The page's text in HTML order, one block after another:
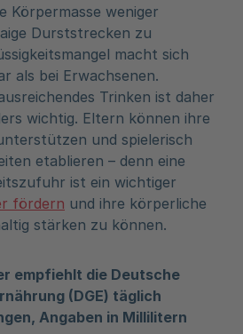
Körpermasse weniger
Durststrecken zu
macht sich
als bei Erwachsenen.
Trinken ist daher
wichtig. Eltern können ihre
und spielerisch
etablieren – denn eine
ist ein wichtiger
fördern und ihre körperliche
stärken zu können.
empfiehlt die Deutsche
(DGE) täglich
Angaben in Millilitern